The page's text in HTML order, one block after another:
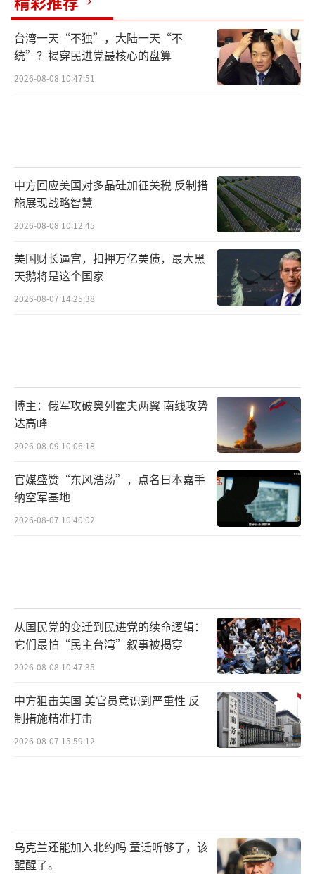
台湾一天“不独”，大陆一天“不
统”？揭穿民进党最核心的盘算
2026-08-08 10:47:51
中方回应美国对多晶硅加征关税 反制措
施展现战略智慧
2026-08-08 10:12:45
美国财长逼宫，扣押万亿美债，最大黑
天鹅将是这个国家
2026-08-07 14:25:38
博主：俄军攻破奥列霍夫两翼 南线攻势
达高峰
2026-08-09 10:06:18
官媒盛赞“东风浩荡”，点名日本嘉手
纳空军基地
2026-08-07 10:40:02
从国民党的变迁到民进党的续命逻辑：
它们最怕“民主台湾”叙事被揭穿
2026-08-08 10:47:35
中方狙击美国 美官员意识到严重性 反
制措施精准打击
2026-08-07 15:59:12
乌克兰还能加入北约吗 童话听够了，该
醒醒了。